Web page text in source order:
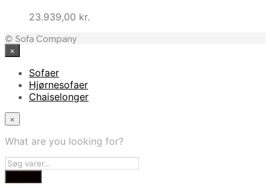
23.939,00 kr.
© Sofa Company
×
Sofaer
Hjørnesofaer
Chaiselonger
×
What are you looking for?